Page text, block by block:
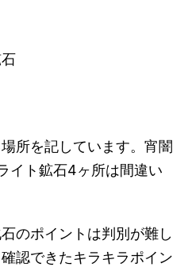
所を記しています。宵闇
イト鉱石4ヶ所は間違い
のポイントは判別が難し
認できたキラキラポイン